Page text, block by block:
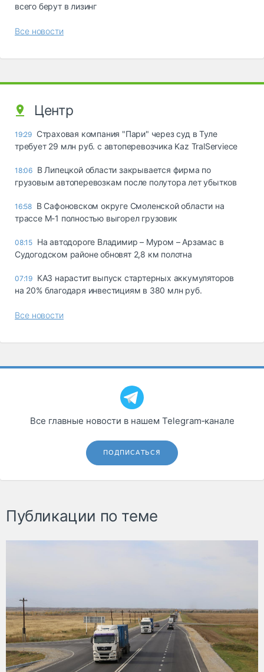
всего берут в лизинг
Все новости
Центр
19:29 Страховая компания "Пари" через суд в Туле
требует 29 млн руб. с автоперевозчика Kaz TralServiece
18:06 В Липецкой области закрывается фирма по
грузовым автоперевозкам после полутора лет убытков
16:58 В Сафоновском округе Смоленской области на
трассе М-1 полностью выгорел грузовик
08:15 На автодороге Владимир – Муром – Арзамас в
Судогодском районе обновят 2,8 км полотна
07:19 КАЗ нарастит выпуск стартерных аккумуляторов
на 20% благодаря инвестициям в 380 млн руб.
Все новости
Все главные новости в нашем Telegram‑канале
ПОДПИСАТЬСЯ
Публикации по теме